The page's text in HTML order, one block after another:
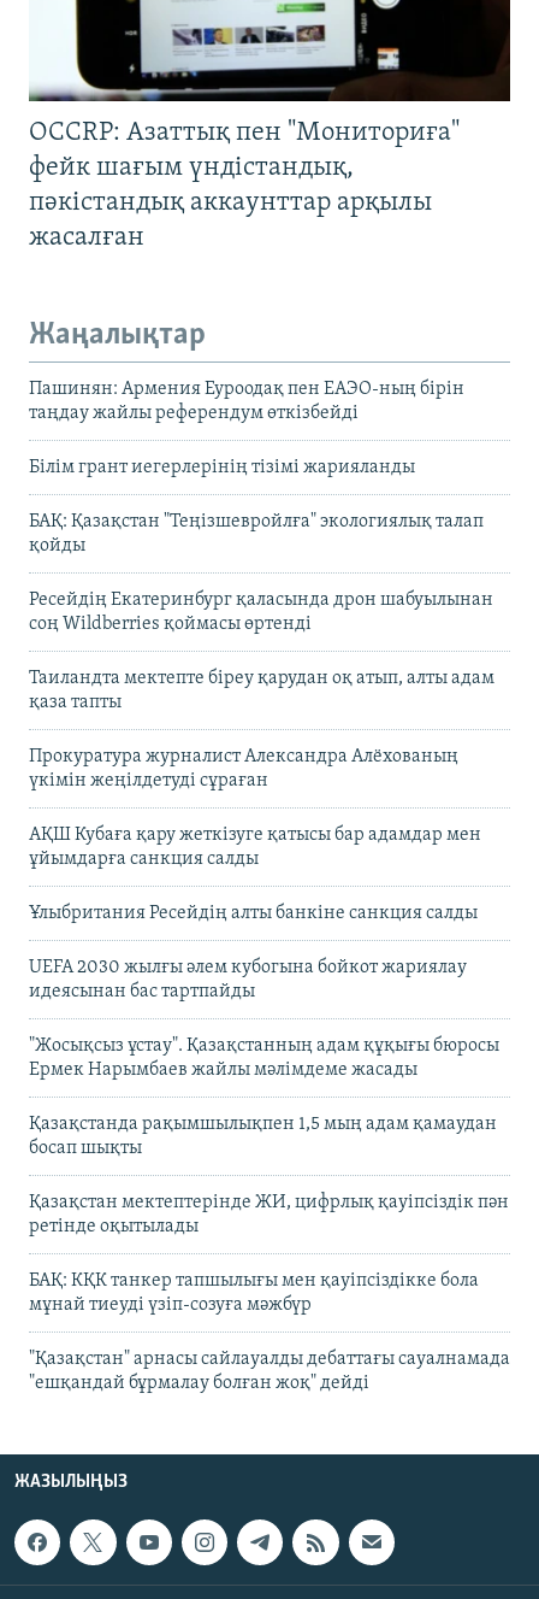
OCCRP: Азаттық пен "Мониториға"
фейк шағым үндістандық,
пәкістандық аккаунттар арқылы
жасалған
Жаңалықтар
Пашинян: Армения Еуроодақ пен ЕАЭО-ның бірін
таңдау жайлы референдум өткізбейді
Білім грант иегерлерінің тізімі жарияланды
БАҚ: Қазақстан "Теңізшевройлға" экологиялық талап
қойды
Ресейдің Екатеринбург қаласында дрон шабуылынан
соң Wildberries қоймасы өртенді
Таиландта мектепте біреу қарудан оқ атып, алты адам
қаза тапты
Прокуратура журналист Александра Алёхованың
үкімін жеңілдетуді сұраған
АҚШ Кубаға қару жеткізуге қатысы бар адамдар мен
ұйымдарға санкция салды
Ұлыбритания Ресейдің алты банкіне санкция салды
UEFA 2030 жылғы әлем кубогына бойкот жариялау
идеясынан бас тартпайды
"Жосықсыз ұстау". Қазақстанның адам құқығы бюросы
Ермек Нарымбаев жайлы мәлімдеме жасады
Қазақстанда рақымшылықпен 1,5 мың адам қамаудан
босап шықты
Қазақстан мектептерінде ЖИ, цифрлық қауіпсіздік пән
ретінде оқытылады
БАҚ: КҚК танкер тапшылығы мен қауіпсіздікке бола
мұнай тиеуді үзіп-созуға мәжбүр
"Қазақстан" арнасы сайлауалды дебаттағы сауалнамада
"ешқандай бұрмалау болған жоқ" дейді
ЖАЗЫЛЫҢЫЗ